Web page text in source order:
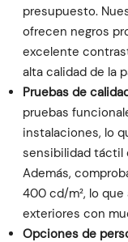
presupuesto.
ofrecen negros
excelente
alta calidad de la
Pruebas de
pruebas
instalaciones, lo
sensibilidad táctil
Además,
400 cd/m², lo
exteriores con
Opciones de